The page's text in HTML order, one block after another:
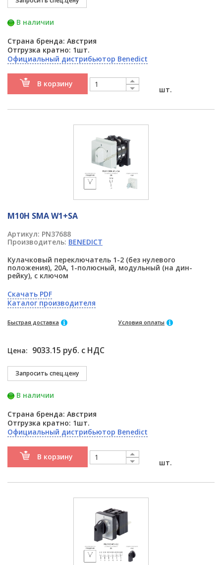
В наличии
Страна бренда: Австрия
Отгрузка кратно: 1шт.
Официальный дистрибьютор Benedict
В корзину
шт.
M10H SMA W1+SA
Артикул: PN37688
Производитель: BENEDICT
Кулачковый переключатель 1-2 (без нулевого
положения), 20А, 1-полюсный, модульный (на дин-
рейку), с ключом
Скачать PDF
Каталог производителя
Быстрая доставка Условия оплаты
Цена: 9033.15 руб. с НДС
В наличии
Страна бренда: Австрия
Отгрузка кратно: 1шт.
Официальный дистрибьютор Benedict
В корзину
шт.